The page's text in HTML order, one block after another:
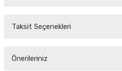
Taksit Seçenekleri
Önerileriniz